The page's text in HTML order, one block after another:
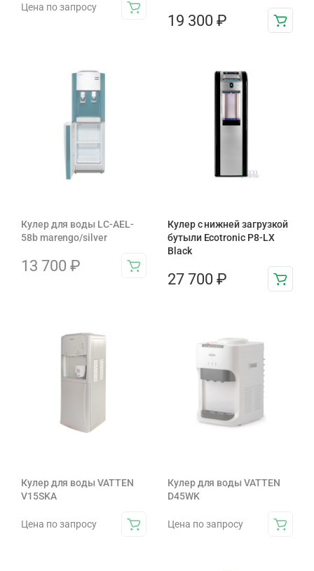
Цена по запросу
19 300 ₽
Кулер для воды LC-AEL-
58b marengo/silver
13 700 ₽
Кулер с нижней загрузкой
бутыли Ecotronic P8-LX
Black
27 700 ₽
Кулер для воды VATTEN
V15SKA
Цена по запросу
Кулер для воды VATTEN
D45WK
Цена по запросу